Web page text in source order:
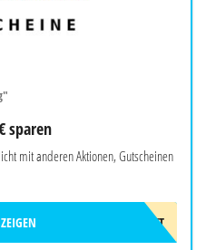
sparen
mit anderen Aktionen, Gutscheinen
75€RABATT